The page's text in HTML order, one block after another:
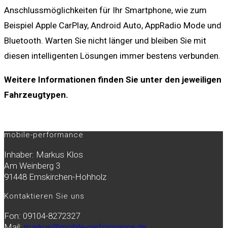
Anschlussmöglichkeiten für Ihr Smartphone, wie zum
Beispiel Apple CarPlay, Android Auto, AppRadio Mode und
Bluetooth. Warten Sie nicht länger und bleiben Sie mit
diesen intelligenten Lösungen immer bestens verbunden.
Weitere Informationen finden Sie unter den jeweiligen
Fahrzeugtypen.
mobile-performance
Inhaber: Markus Klos
Am Weinberg 3
91448 Emskirchen-Hohholz
Kontaktieren Sie uns
Fon: 09104-8272327